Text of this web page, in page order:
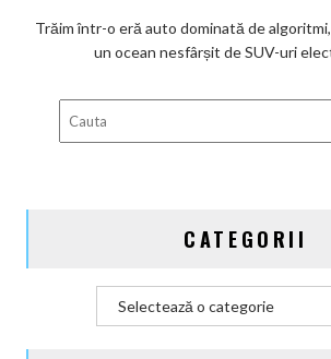
Trăim într-o eră auto dominată de
un ocean nesfârșit de SUV-uri
CATEGORII